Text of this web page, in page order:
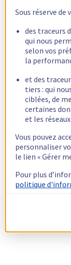
Sous réserve
des traceurs
qui nous
selon vos
la
et des
tiers : qui
ciblées, de
certaines
et les
Vous pouvez
personnaliser
le lien « Gérer
Pour plus
politique